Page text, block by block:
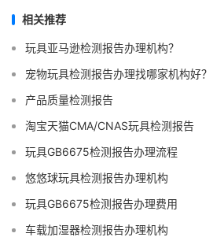
相关推荐
玩具亚马逊检测报告办理机构？
宠物玩具检测报告办理找哪家机构好？
产品质量检测报告
淘宝天猫CMA/CNAS玩具检测报告
玩具GB6675检测报告办理流程
悠悠球玩具检测报告办理机构
玩具GB6675检测报告办理费用
车载加湿器检测报告办理机构